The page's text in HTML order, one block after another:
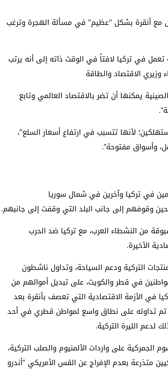
مع أنقرة بشكل “عظيم” في مسألة الهجرة وترغب
أكثر من 7 آلاف شركة ألمانية تعمل في تركيا لافتاً في الوقت ذاته إلى أنه يرتب
الاقتصاد والطاقة
يمكنها أن تضر بالاقتصاد العالمي وتابع
لأنها تتسبب في ارتفاع أسعار السلع”،
وأسواق مفتوحة”.
في تركيا وآخرين في شمال سوريا
وقوفهم إلى جانب البلد التي وقفت إلى جانبهم.
من النشطاء العرب، مع تركيا ضد الحرب
الأخيرة.
التركية ودعم السياحة، وتداول ناشطون
في قطر والكويت، على تبديل أموالهم من
في الأزمة الاقتصادية التي تعصف بأنقرة بعد
تم تداوله على نطاق واسع لمواطن قطري في أحد
لدعم الليرة التركية.
الجمركية على واردات الألمنيوم والصلب التركية،
متذرعة بعدم الإفراج عن القس الأمريكي “أندرو